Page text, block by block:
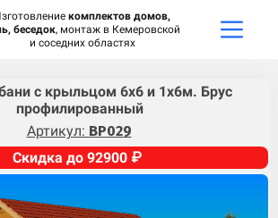
комплектов домов,
беседок, монтаж в Кемеровской
и соседних областях
с крыльцом 6х6 и 1х6м. Брус
профилированный
Артикул: BP029
Скидка до 92900 ₽